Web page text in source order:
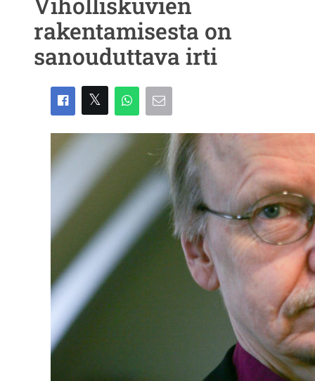
rakentamisesta on
sanouduttava irti